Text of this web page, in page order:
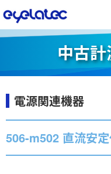
中古
電源関連機器
506-m502 直流安